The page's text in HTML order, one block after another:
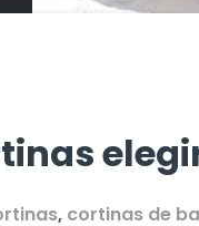
, cortinas de